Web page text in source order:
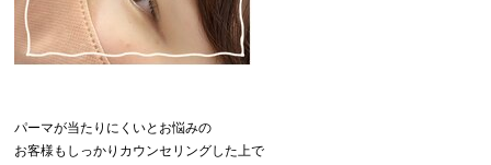
パーマが当たりにくいとお悩みの
お客様もしっかりカウンセリングした上で